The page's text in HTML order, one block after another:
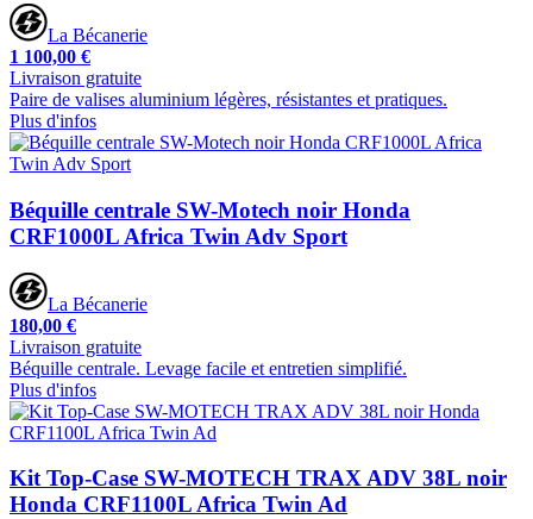
La Bécanerie
1 100,00 €
Livraison gratuite
Paire de valises aluminium légères, résistantes et pratiques.
Plus d'infos
Béquille centrale SW-Motech noir Honda
CRF1000L Africa Twin Adv Sport
La Bécanerie
180,00 €
Livraison gratuite
Béquille centrale. Levage facile et entretien simplifié.
Plus d'infos
Kit Top-Case SW-MOTECH TRAX ADV 38L noir
Honda CRF1100L Africa Twin Ad